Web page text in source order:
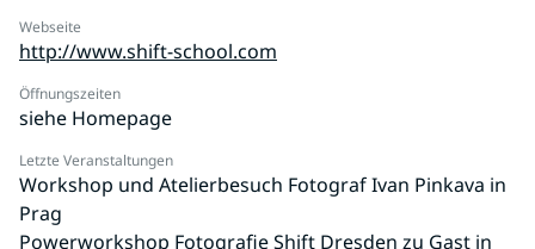
Webseite
http://www.shift-school.com
Öffnungszeiten
siehe Homepage
Letzte Veranstaltungen
Workshop und Atelierbesuch Fotograf Ivan Pinkava in
Prag
Powerworkshop Fotografie Shift Dresden zu Gast in